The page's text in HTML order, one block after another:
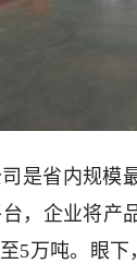
是省内规模
，企业将产
5万吨。眼